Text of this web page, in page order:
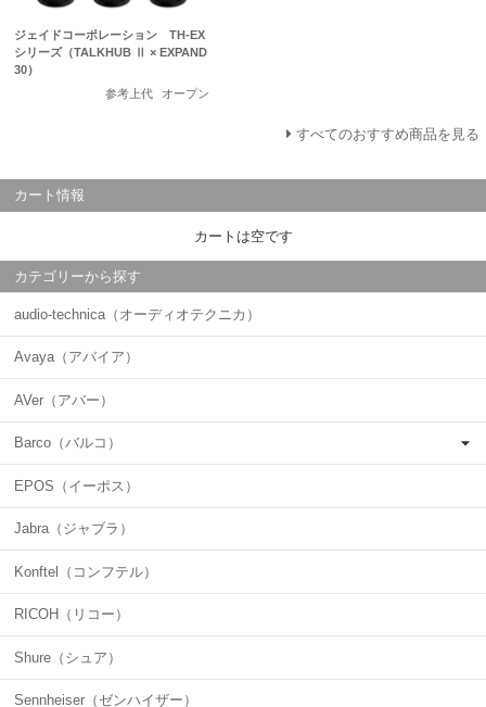
ジェイドコーポレーション TH-EX
シリーズ（TALKHUB Ⅱ × EXPAND
30）
参考上代
オープン
すべてのおすすめ商品を見る
カート情報
カートは空です
カテゴリーから探す
audio-technica（オーディオテクニカ）
Avaya（アバイア）
AVer（アバー）
Barco（バルコ）
EPOS（イーポス）
Jabra（ジャブラ）
Konftel（コンフテル）
RICOH（リコー）
Shure（シュア）
Sennheiser（ゼンハイザー）